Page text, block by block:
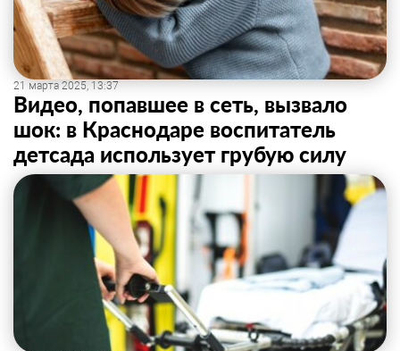
21 марта 2025, 13:37
Видео, попавшее в сеть, вызвало
шок: в Краснодаре воспитатель
детсада использует грубую силу